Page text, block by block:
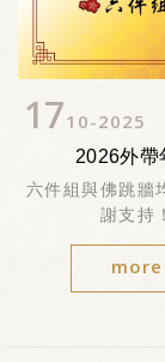
1710 2025
2026外帶
六件組與佛跳牆
謝支持！
more